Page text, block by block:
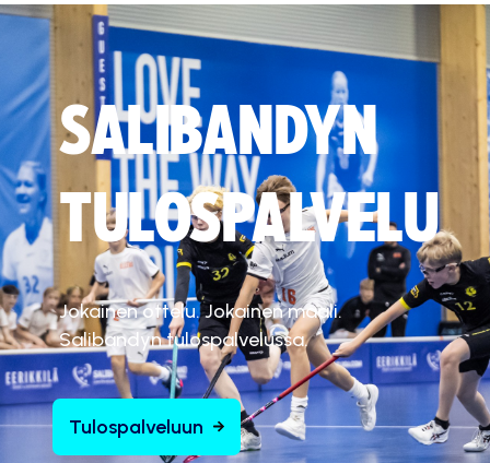
SALIBANDYN
TULOSPALVELU
Jokainen ottelu. Jokainen maali.
Salibandyn tulospalvelussa.
Tulospalveluun